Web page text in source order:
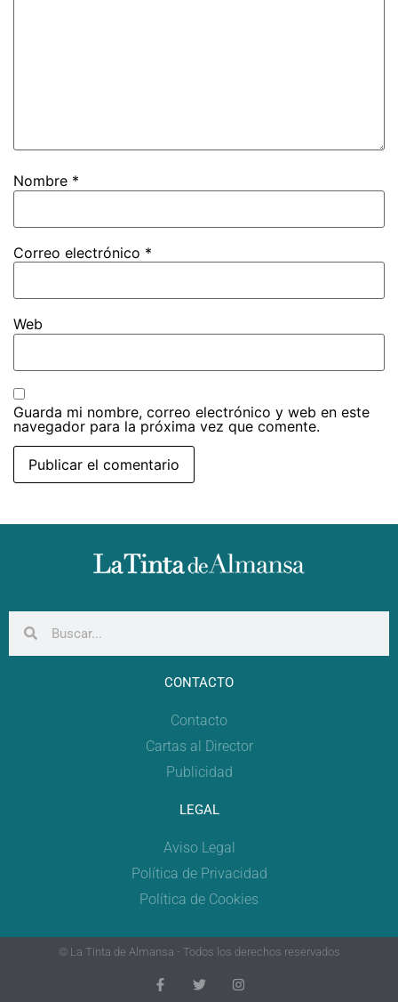
Nombre *
Correo electrónico *
Web
Guarda mi nombre, correo electrónico y web en este
navegador para la próxima vez que comente.
CONTACTO
Contacto
Cartas al Director
Publicidad
LEGAL
Aviso Legal
Política de Privacidad
Política de Cookies
© La Tinta de Almansa - Todos los derechos reservados